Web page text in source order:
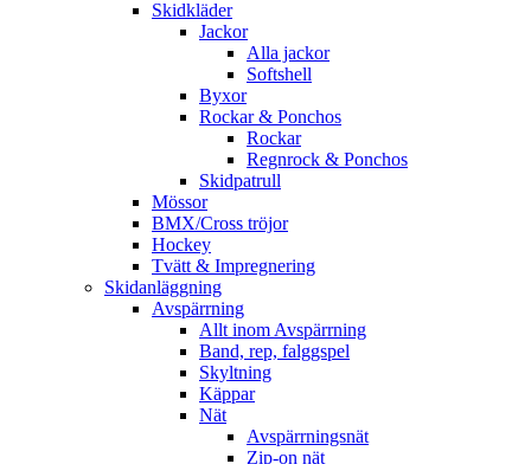
Skidkläder
Jackor
Alla jackor
Softshell
Byxor
Rockar & Ponchos
Rockar
Regnrock & Ponchos
Skidpatrull
Mössor
BMX/Cross tröjor
Hockey
Tvätt & Impregnering
Skidanläggning
Avspärrning
Allt inom Avspärrning
Band, rep, falggspel
Skyltning
Käppar
Nät
Avspärrningsnät
Zip-on nät